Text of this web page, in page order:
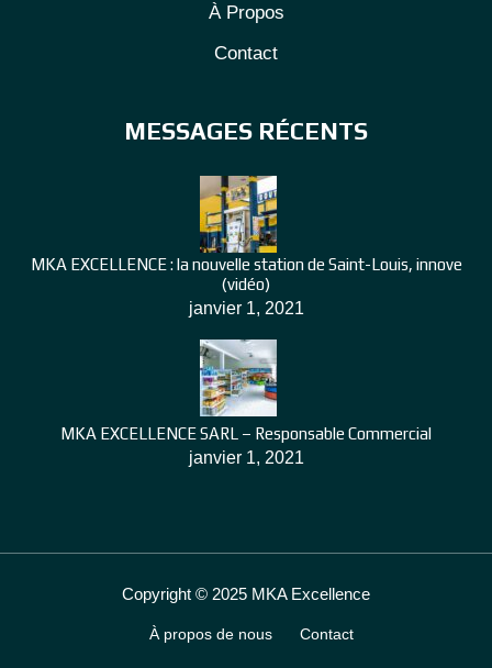
À Propos
Contact
MESSAGES RÉCENTS
MKA EXCELLENCE : la nouvelle station de Saint-Louis, innove
(vidéo)
janvier 1, 2021
MKA EXCELLENCE SARL – Responsable Commercial
janvier 1, 2021
Copyright © 2025 MKA Excellence
À propos de nous Contact